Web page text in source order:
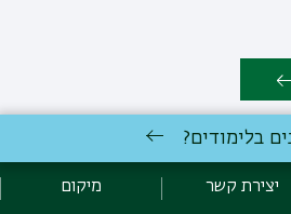
ייעודיות - מכינה קדם אקדמית,
יצירת קשר
בלימודים?
יצירת קשר מיקום